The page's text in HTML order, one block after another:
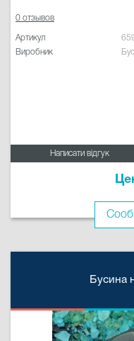
0 отзывов
Артикул
Виробник
Написати відгук
Бусина